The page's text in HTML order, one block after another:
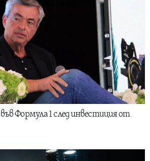
Формула 1 след инвестиция от